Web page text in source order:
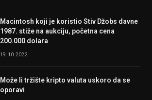
Macintosh koji je koristio Stiv Džobs davne
1987. stiže na aukciju, početna cena
200.000 dolara
19.10.2022.
Može li tržište kripto valuta uskoro da se
oporavi